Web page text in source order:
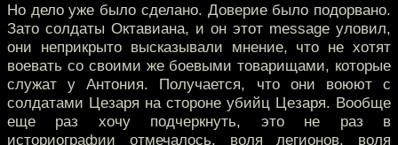
Но дело уже было сделано. Доверие было подорвано.
Зато солдаты Октавиана, и он этот message уловил,
они неприкрыто высказывали мнение, что не хотят
воевать со своими же боевыми товарищами, которые
служат у Антония. Получается, что они воюют с
солдатами Цезаря на стороне убийц Цезаря. Вообще
еще раз хочу подчеркнуть, это не раз в
историографии отмечалось, воля легионов, воля